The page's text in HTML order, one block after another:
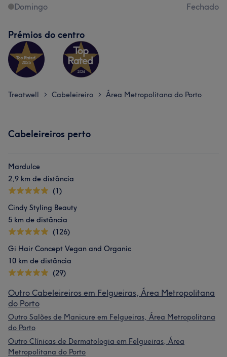
Domingo
Fechado
Prémios do centro
Treatwell > Cabeleireiro > Área Metropolitana do Porto
Cabeleireiros perto
Mardulce
2,9 km de distância
(1)
Cindy Styling Beauty
5 km de distância
(126)
Gi Hair Concept Vegan and Organic
10 km de distância
(29)
Outro Cabeleireiros em Felgueiras, Área Metropolitana
do Porto
Outro Salões de Manicure em Felgueiras, Área Metropolitana
do Porto
Outro Clínicas de Dermatologia em Felgueiras, Área
Metropolitana do Porto